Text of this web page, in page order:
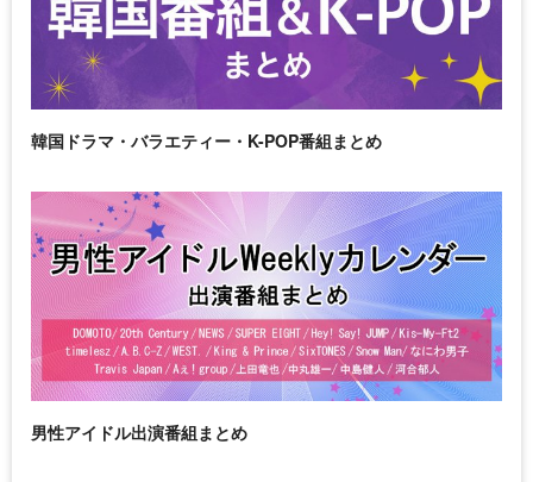
韓国ドラマ・バラエティー・K-POP番組まとめ
男性アイドル出演番組まとめ